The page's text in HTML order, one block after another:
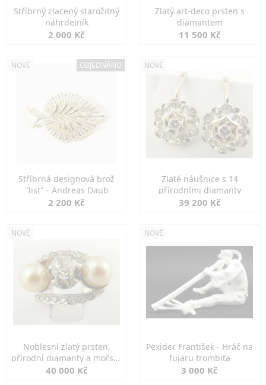
Stříbrný zlacený starožitný
náhrdelník
2 000 Kč
Zlatý art-deco prsten s
diamantem
11 500 Kč
NOVÉ OBJEDNÁNO
Stříbrná designová brož
"list" - Andreas Daub
2 200 Kč
NOVÉ
Zlaté náušnice s 14
přírodními diamanty
39 200 Kč
NOVÉ
Noblesní zlatý prsten,
přírodní diamanty a mořské
perly
40 000 Kč
NOVÉ
Pexider František - Hráč na
fujaru trombita
3 000 Kč